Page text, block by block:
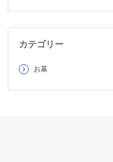
カテゴリー
お墓